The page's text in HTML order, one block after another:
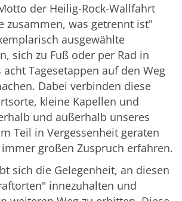
der Heilig-Rock-Wallfahrt
zusammen, was getrennt ist"
ausgewählte
sich zu Fuß oder per Rad in
Tagesetappen auf den Weg
Dabei verbinden diese
kleine Kapellen und
und außerhalb unseres
Teil in Vergessenheit geraten
großen Zuspruch erfahren.
sich die Gelegenheit, an diesen
innezuhalten und